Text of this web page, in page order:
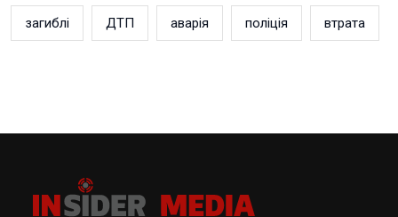
загиблі ДТП аварія поліція втрата